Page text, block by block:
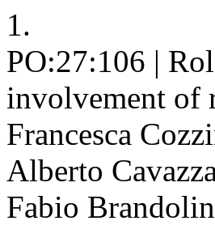
1.
PO:27:106 |
involvement of
Francesca
Alberto
Fabio